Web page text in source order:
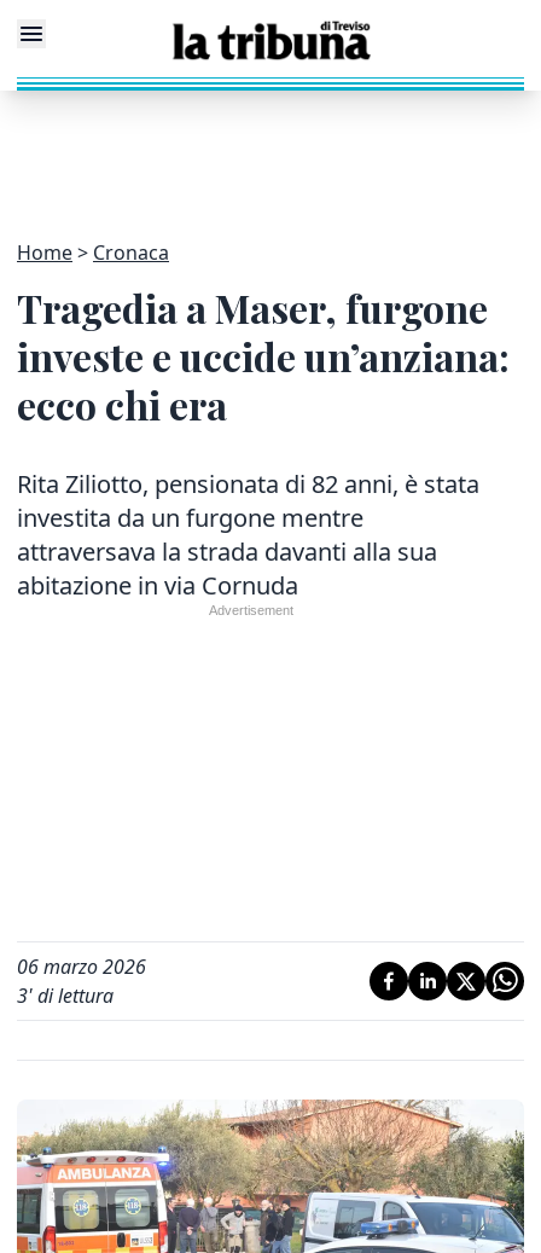
Home Cronaca
Tragedia a Maser, furgone
investe e uccide un’anziana:
ecco chi era
Rita Ziliotto, pensionata di 82 anni, è stata
investita da un furgone mentre
attraversava la strada davanti alla sua
abitazione in via Cornuda
06 marzo 2026
3' di lettura